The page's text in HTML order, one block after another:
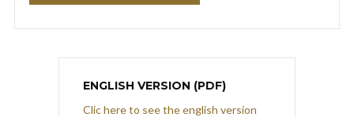
ENGLISH VERSION (PDF)
Clic here to see the english version